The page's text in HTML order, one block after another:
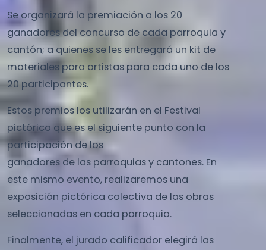
Se organizará la premiación a los 20
ganadores del concurso de cada parroquia y
cantón; a quienes se les entregará un kit de
materiales para artistas para cada uno de los
20 participantes.
Estos premios los utilizarán en el Festival
pictórico que es el siguiente punto con la
participación de los
ganadores de las parroquias y cantones. En
este mismo evento, realizaremos una
exposición pictórica colectiva de las obras
seleccionadas en cada parroquia.
Finalmente, el jurado calificador elegirá las